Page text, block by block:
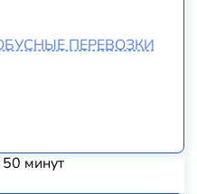
ПЕРЕВОЗКИ
минут